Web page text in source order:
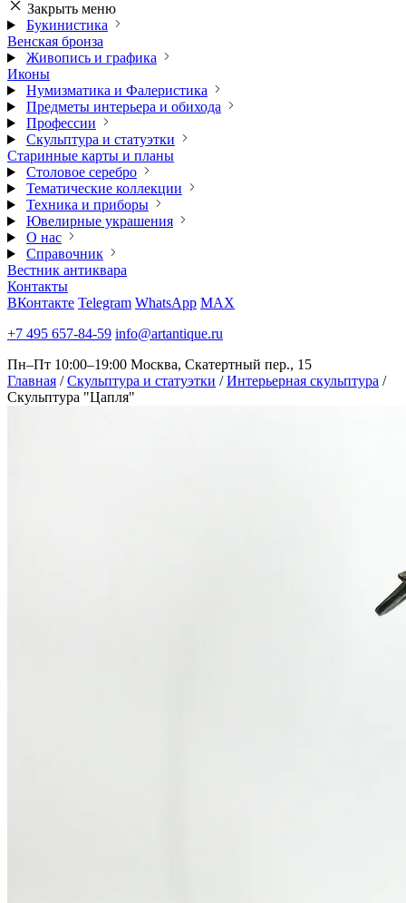
Закрыть меню
Букинистика
Венская бронза
Живопись и графика
Иконы
Нумизматика и Фалеристика
Предметы интерьера и обихода
Профессии
Скульптура и статуэтки
Старинные карты и планы
Столовое серебро
Тематические коллекции
Техника и приборы
Ювелирные украшения
О нас
Справочник
Вестник антиквара
Контакты
ВКонтакте Telegram WhatsApp MAX
+7 495 657-84-59 info@artantique.ru
Пн–Пт 10:00–19:00 Москва, Скатертный пер., 15
Главная / Скульптура и статуэтки / Интерьерная скульптура /
Скульптура "Цапля"